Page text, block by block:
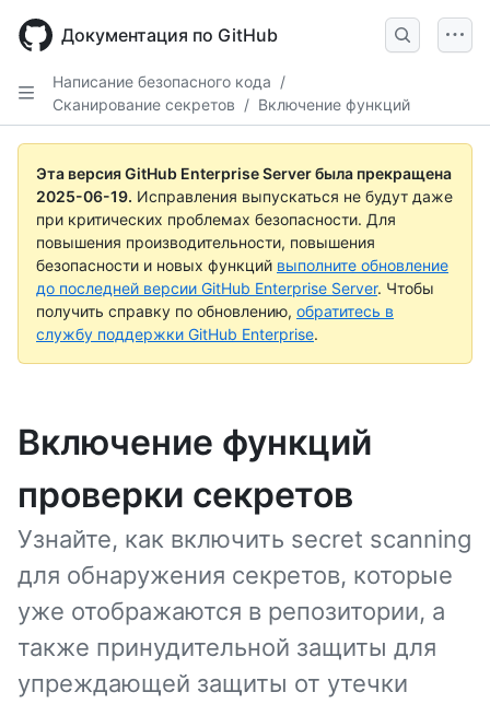
main
Документация по GitHub
Написание безопасного кода /
Сканирование секретов / Включение функций
Эта версия GitHub Enterprise Server была прекращена
2025-06-19. Исправления выпускаться не будут даже
при критических проблемах безопасности. Для
повышения производительности, повышения
безопасности и новых функций выполните обновление
до последней версии GitHub Enterprise Server. Чтобы
получить справку по обновлению, обратитесь в
службу поддержки GitHub Enterprise.
Включение функций
проверки секретов
Узнайте, как включить secret scanning
для обнаружения секретов, которые
уже отображаются в репозитории, а
также принудительной защиты для
упреждающей защиты от утечки